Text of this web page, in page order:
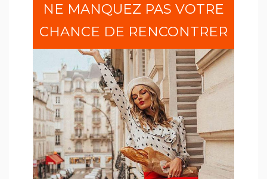
NE MANQUEZ PAS VOTRE
CHANCE DE RENCONTRER